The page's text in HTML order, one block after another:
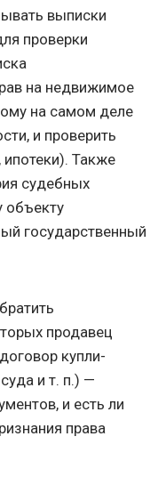
выписки
проверки
на недвижимое
на самом деле
и проверить
ипотеки). Также
судебных
объекту
государственный
продавец
купли-
и т. п.) —
и есть ли
права